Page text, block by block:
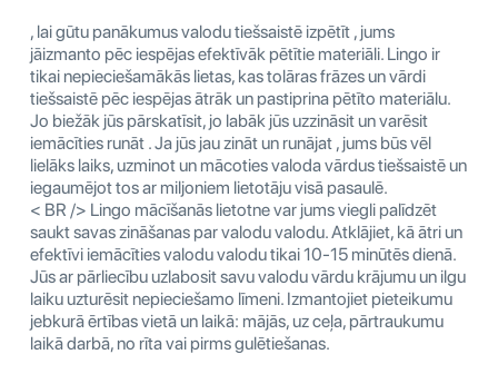
, lai gūtu panākumus valodu tiešsaistē izpētīt , jums
jāizmanto pēc iespējas efektīvāk pētītie materiāli. Lingo ir
tikai nepieciešamākās lietas, kas tolāras frāzes un vārdi
tiešsaistē pēc iespējas ātrāk un pastiprina pētīto materiālu.
Jo biežāk jūs pārskatīsit, jo labāk jūs uzzināsit un varēsit
iemācīties runāt . Ja jūs jau zināt un runājat , jums būs vēl
lielāks laiks, uzminot un mācoties valoda vārdus tiešsaistē un
iegaumējot tos ar miljoniem lietotāju visā pasaulē.
< BR /> Lingo mācīšanās lietotne var jums viegli palīdzēt
saukt savas zināšanas par valodu valodu. Atklājiet, kā ātri un
efektīvi iemācīties valodu valodu tikai 10-15 minūtēs dienā.
Jūs ar pārliecību uzlabosit savu valodu vārdu krājumu un ilgu
laiku uzturēsit nepieciešamo līmeni. Izmantojiet pieteikumu
jebkurā ērtības vietā un laikā: mājās, uz ceļa, pārtraukumu
laikā darbā, no rīta vai pirms gulētiešanas.